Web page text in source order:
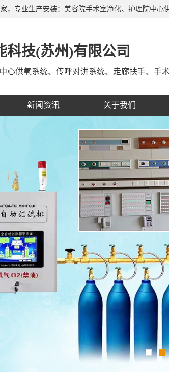
，专业生产安装：美容院手术室净化、护理院中
个省、市、自治区，深受广大客户的信赖和支持
科技(苏州)有限公司
心供氧系统、传呼对讲系统、走廊扶手、手
新闻资讯 关于我们